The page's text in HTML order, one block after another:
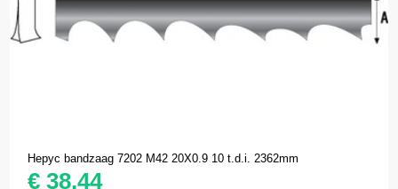
Hepyc bandzaag 7202 M42 20X0.9 10 t.d.i. 2362mm
€ 38,44